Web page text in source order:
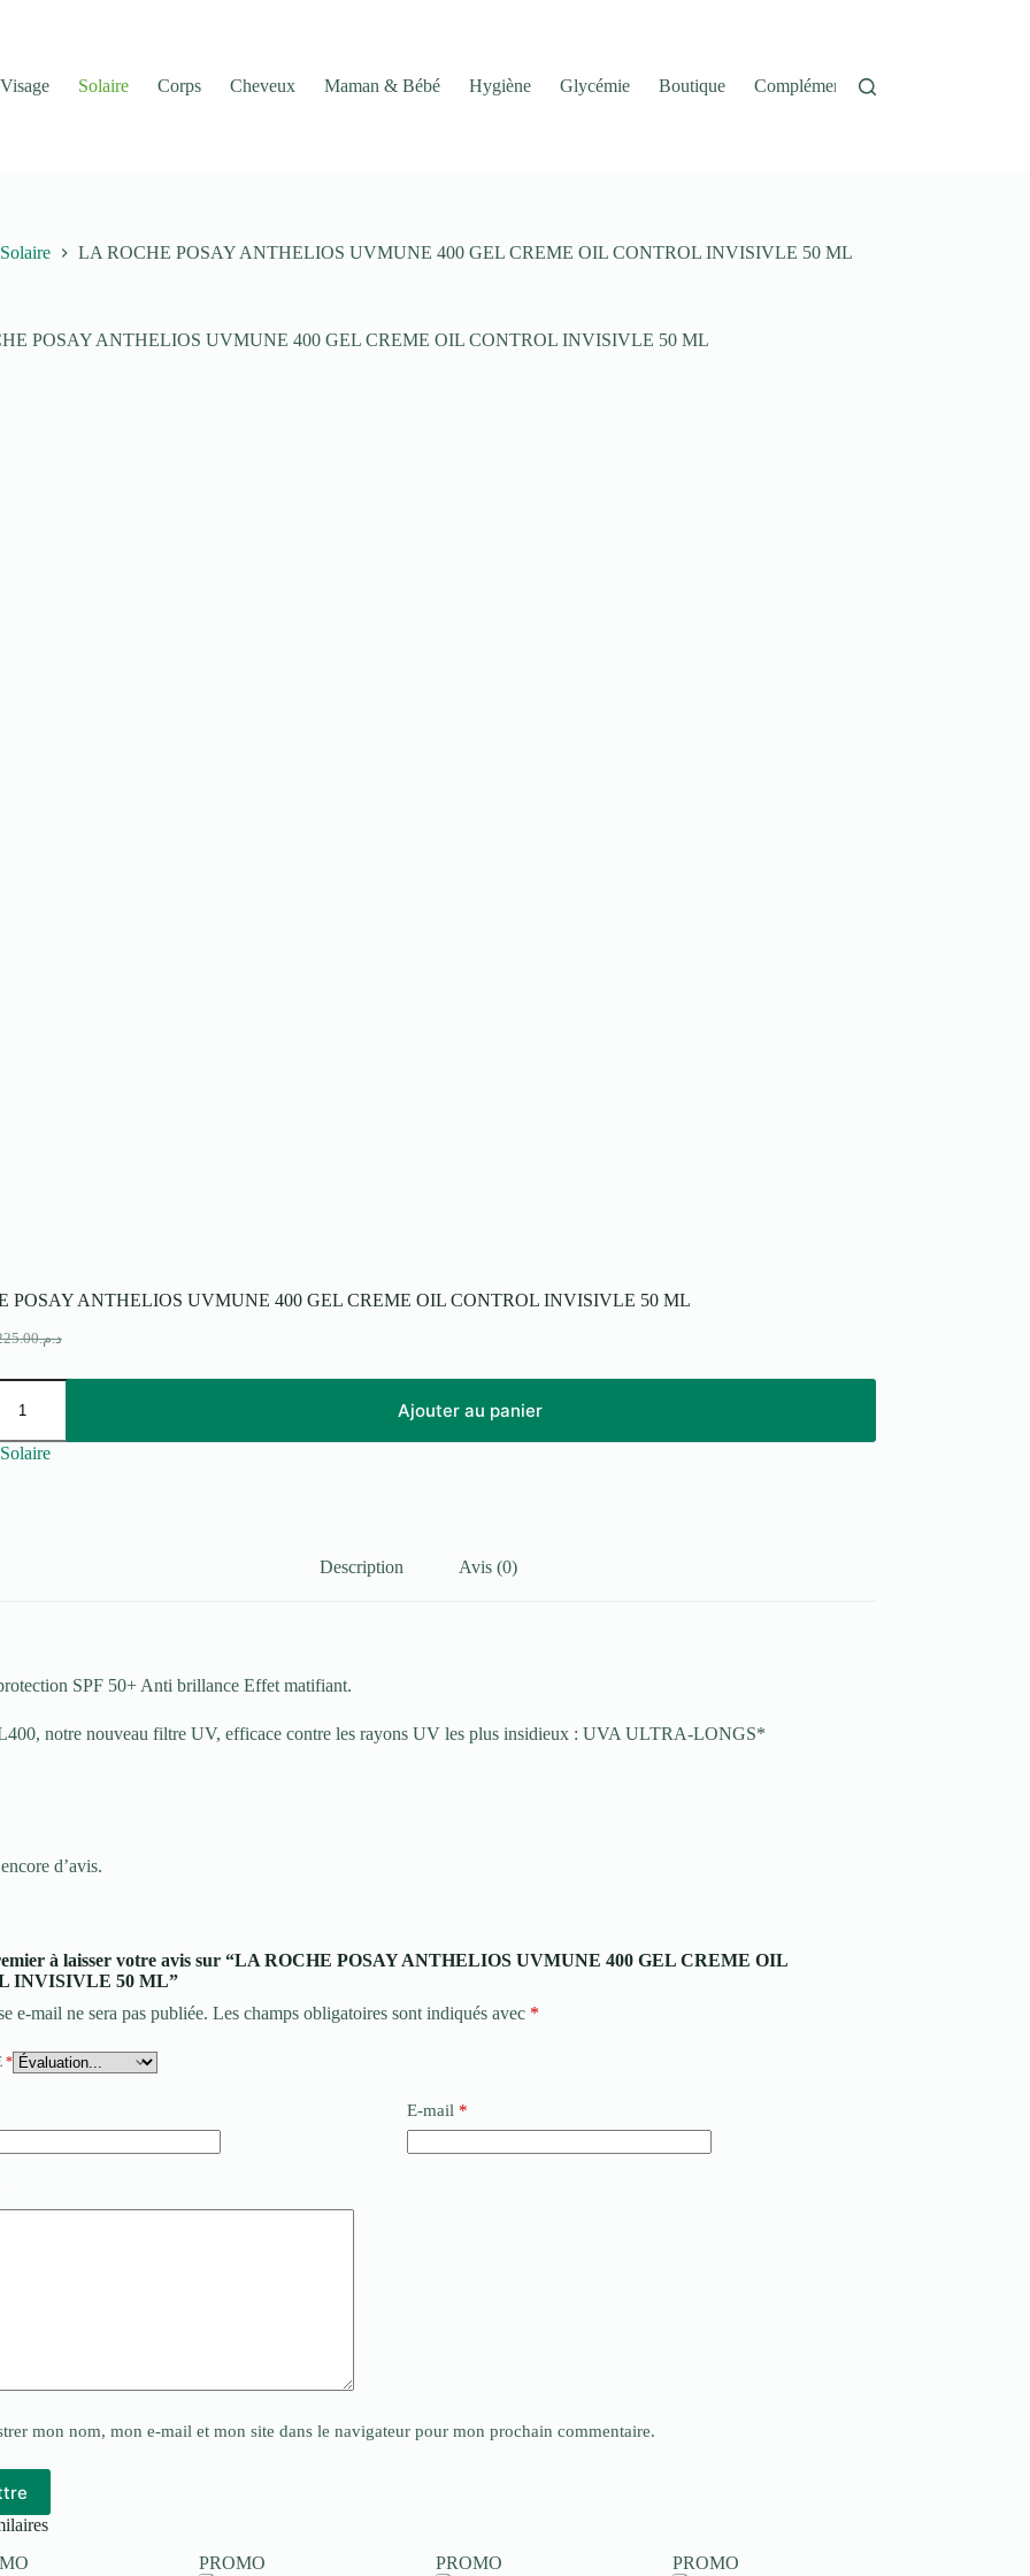
Visage Solaire Corps Cheveux Maman & Bébé Hygiène Glycémie Boutique Complément Alimentaire
Solaire LA ROCHE POSAY ANTHELIOS UVMUNE 400 GEL CREME OIL CONTROL INVISIVLE 50 ML
POSAY ANTHELIOS UVMUNE 400 GEL CREME OIL CONTROL INVISIVLE 50 ML
د.م.
:
Ajouter au panier
Solaire
Description Avis (0)
SPF 50+ Anti brillance Effet matifiant.
notre nouveau filtre UV, efficace contre les rayons UV les plus insidieux : UVA ULTRA-LONGS*
d’avis.
à laisser votre avis sur “LA ROCHE POSAY ANTHELIOS UVMUNE 400 GEL CREME OIL
INVISIVLE 50 ML”
e-mail ne sera pas publiée. Les champs obligatoires sont indiqués avec *
*
E-mail *
mon nom, mon e-mail et mon site dans le navigateur pour mon prochain commentaire.
PROMO PROMO PROMO